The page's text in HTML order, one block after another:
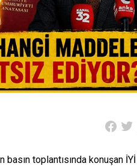
toplantısında konuşan